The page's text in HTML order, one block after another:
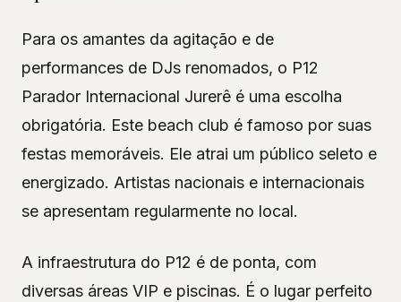
Para os amantes da agitação e de
performances de DJs renomados, o P12
Parador Internacional Jurerê é uma escolha
obrigatória. Este beach club é famoso por suas
festas memoráveis. Ele atrai um público seleto e
energizado. Artistas nacionais e internacionais
se apresentam regularmente no local.
A infraestrutura do P12 é de ponta, com
diversas áreas VIP e piscinas. É o lugar perfeito